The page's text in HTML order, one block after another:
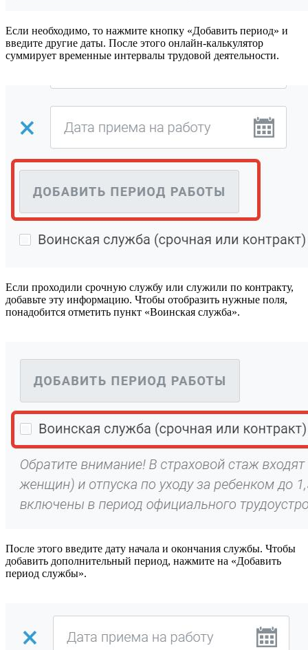
Если необходимо, то нажмите кнопку «Добавить период» и
введите другие даты. После этого онлайн-калькулятор
суммирует временные интервалы трудовой деятельности.
Если проходили срочную службу или служили по контракту,
добавьте эту информацию. Чтобы отобразить нужные поля,
понадобится отметить пункт «Воинская служба».
После этого введите дату начала и окончания службы. Чтобы
добавить дополнительный период, нажмите на «Добавить
период службы».